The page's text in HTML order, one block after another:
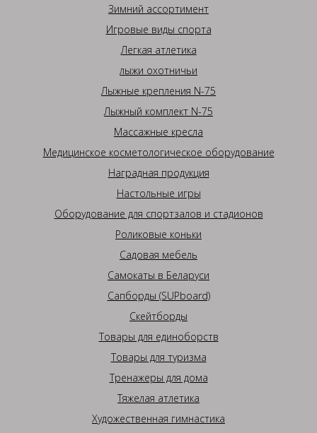
Зимний ассортимент
Игровые виды спорта
Легкая атлетика
лыжи охотничьи
Лыжные крепления N-75
Лыжный комплект N-75
Массажные кресла
Медицинское косметологическое оборудование
Наградная продукция
Настольные игры
Оборудование для спортзалов и стадионов
Роликовые коньки
Садовая мебель
Самокаты в Беларуси
Сапборды (SUPboard)
Скейтборды
Товары для единоборств
Товары для туризма
Тренажеры для дома
Тяжелая атлетика
Художественная гимнастика